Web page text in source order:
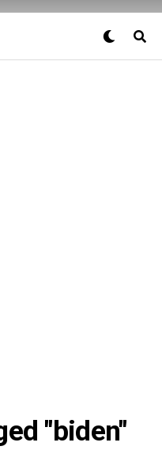
"biden"